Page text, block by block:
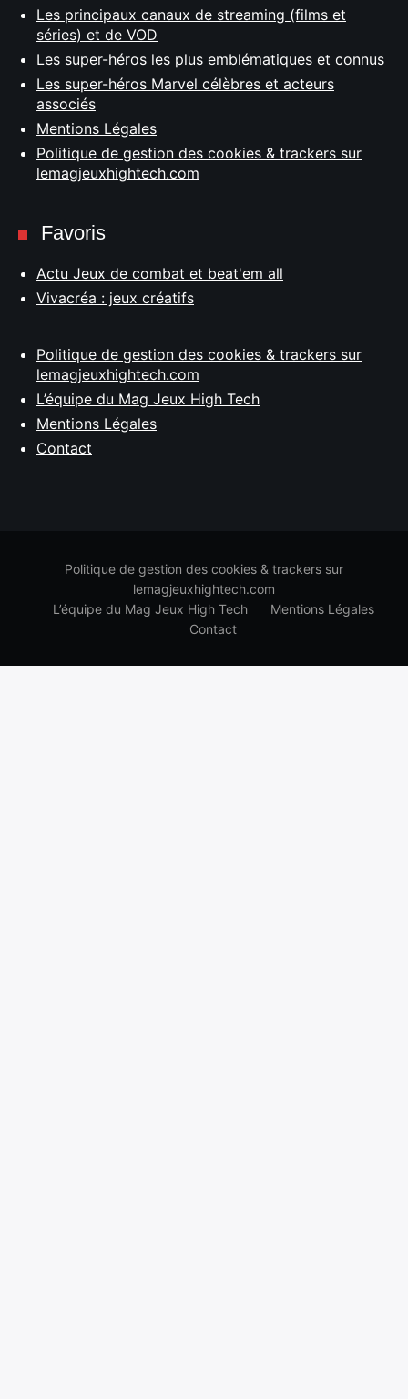
Les principaux canaux de streaming (films et
séries) et de VOD
Les super-héros les plus emblématiques et connus
Les super-héros Marvel célèbres et acteurs
associés
Mentions Légales
Politique de gestion des cookies & trackers sur
lemagjeuxhightech.com
Favoris
Actu Jeux de combat et beat'em all
Vivacréa : jeux créatifs
Politique de gestion des cookies & trackers sur
lemagjeuxhightech.com
L’équipe du Mag Jeux High Tech
Mentions Légales
Contact
Politique de gestion des cookies & trackers sur
lemagjeuxhightech.com
L’équipe du Mag Jeux High Tech
Mentions Légales
Contact